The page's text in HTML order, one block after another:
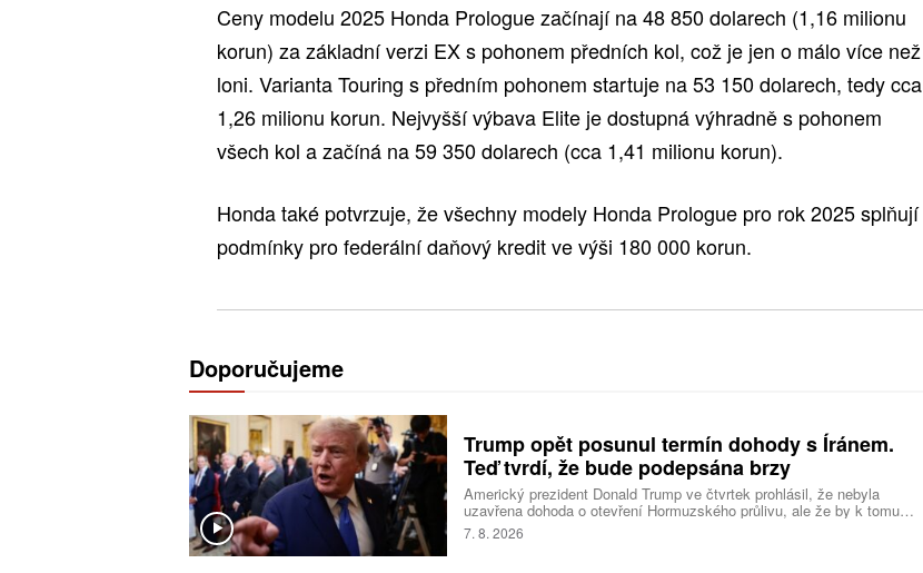
Ceny modelu 2025 Honda Prologue začínají na 48 850 dolarech (1,16 milionu
korun) za základní verzi EX s pohonem předních kol, což je jen o málo více než
loni. Varianta Touring s předním pohonem startuje na 53 150 dolarech, tedy cca
1,26 milionu korun. Nejvyšší výbava Elite je dostupná výhradně s pohonem
všech kol a začíná na 59 350 dolarech (cca 1,41 milionu korun).
Honda také potvrzuje, že všechny modely Honda Prologue pro rok 2025 splňují
podmínky pro federální daňový kredit ve výši 180 000 korun.
Doporučujeme
Trump opět posunul termín dohody s Íránem.
Teď tvrdí, že bude podepsána brzy
Americký prezident Donald Trump ve čtvrtek prohlásil, že nebyla
uzavřena dohoda o otevření Hormuzského průlivu, ale že by k tomu
mohlo dojít brzy. Írán je mezitím nadosah dohody o tranzitu v úžině
s Ománem, která může pro Trumpa představovat problém.
7. 8. 2026